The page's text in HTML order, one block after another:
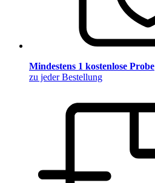
Mindestens 1 kostenlose Probe
zu jeder Bestellung